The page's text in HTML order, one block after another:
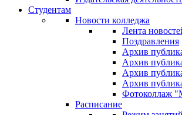
Студентам
Новости колледжа
Лента
Поздравления
Архив
Архив
Архив
Архив
Фотоколлаж
Расписание